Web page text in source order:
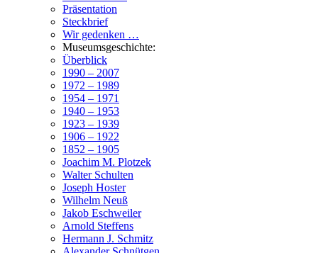
Präsentation
Steckbrief
Wir gedenken …
Museumsgeschichte:
Überblick
1990 – 2007
1972 – 1989
1954 – 1971
1940 – 1953
1923 – 1939
1906 – 1922
1852 – 1905
Joachim M. Plotzek
Walter Schulten
Joseph Hoster
Wilhelm Neuß
Jakob Eschweiler
Arnold Steffens
Hermann J. Schmitz